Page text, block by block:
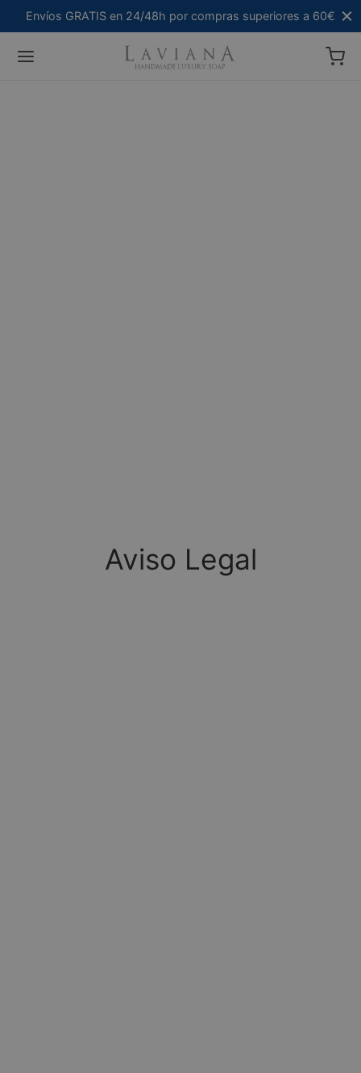
Envíos GRATIS en 24/48h por compras superiores a 60€
Aviso Legal